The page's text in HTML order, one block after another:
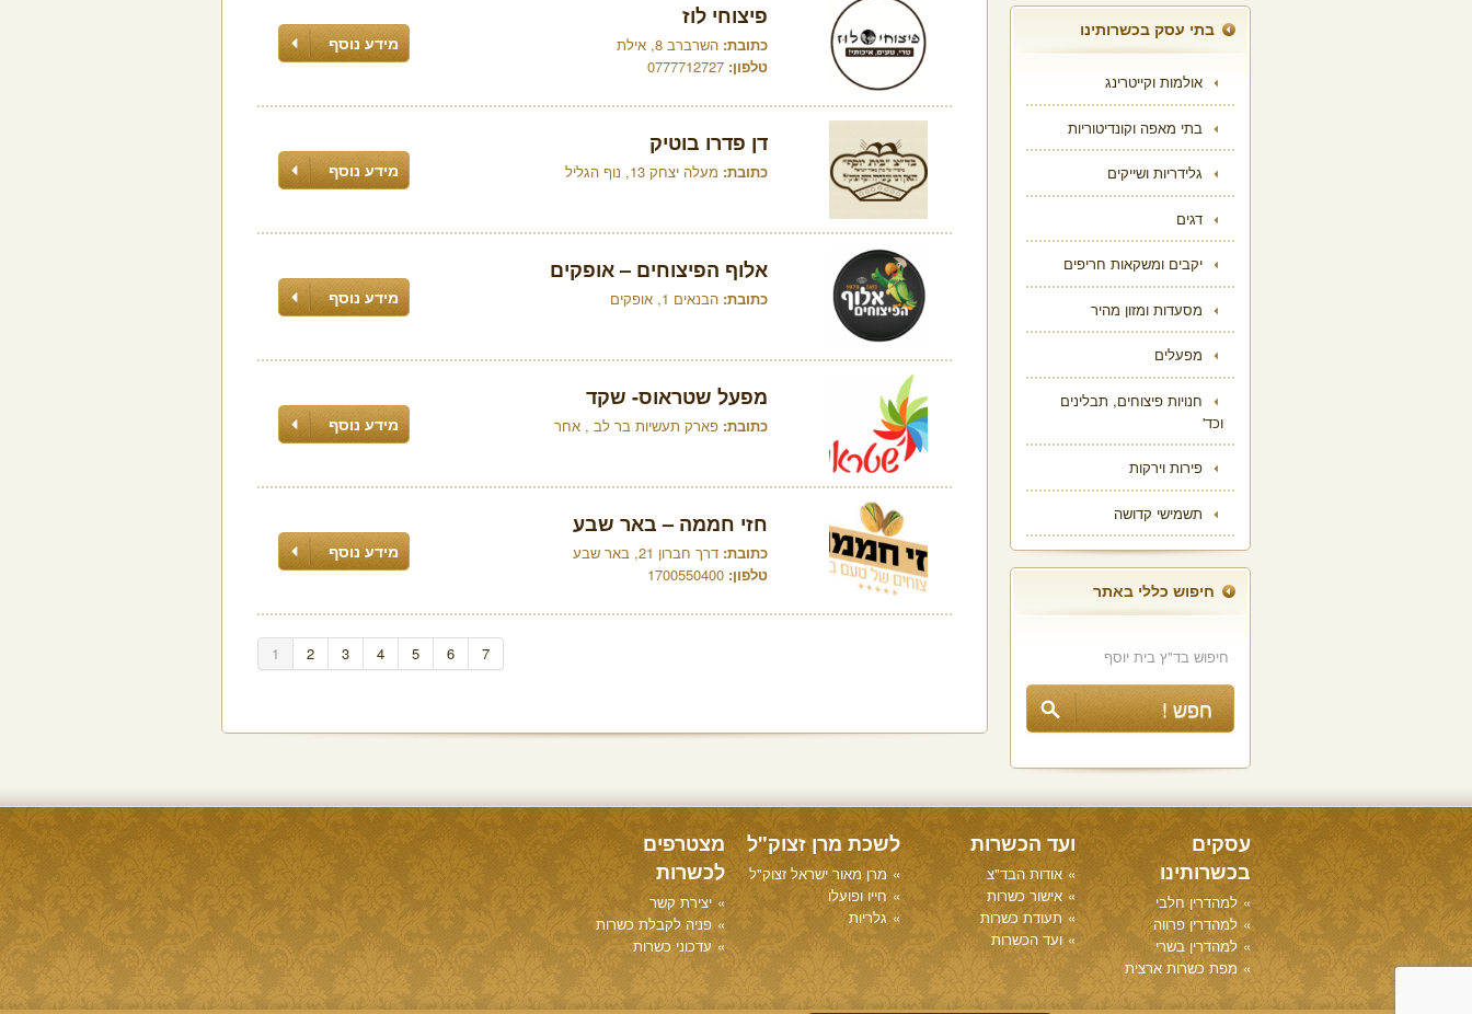
בתי עסק בכשרותינו
אולמות וקייטרינג
בתי מאפה וקונדיטוריות
גלידריות ושייקים
דגים
יקבים ומשקאות חריפים
מסעדות ומזון מהיר
מפעלים
חנויות פיצוחים, תבלינים
וכד'
פירות וירקות
תשמישי קדושה
חיפוש כללי באתר
פיצוחי לוז
כתובת: השרברב 8, אילת
טלפון: 0777712727
מידע נוסף
דן פדרו בוטיק
כתובת: מעלה יצחק 13, נוף הגליל מידע נוסף
אלוף הפיצוחים – אופקים
כתובת: הבנאים 1, אופקים מידע נוסף
מפעל שטראוס- שקד
כתובת: פארק תעשיות בר לב , אחר מידע נוסף
חזי חממה – באר שבע
כתובת: דרך חברון 21, באר שבע
טלפון: 1700550400
מידע נוסף
1 2 3 4 5 6 7
עסקים
בכשרותינו
למהדרין חלבי
למהדרין פרווה
למהדרין בשרי
מפת כשרות ארצית
ועד הכשרות
אודות הבד"צ
אישור כשרות
תעודת כשרות
ועד הכשרות
לשכת מרן זצוק"ל
מרן מאור ישראל זצוק"ל
חייו ופועלו
גלריות
מצטרפים
לכשרות
יצירת קשר
פניה לקבלת כשרות
עדכוני כשרות